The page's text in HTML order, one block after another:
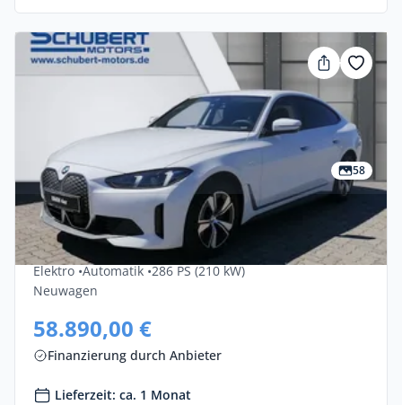
58
Privat & Gewerbe
Bmw I4 EDrive35 5dr
Elektro •Automatik •286 PS (210 kW)
Neuwagen
58.890,00 €
Finanzierung durch Anbieter
Lieferzeit: ca. 1 Monat